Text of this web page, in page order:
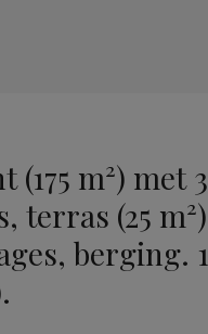
m²) met 3
terras (25
berging.